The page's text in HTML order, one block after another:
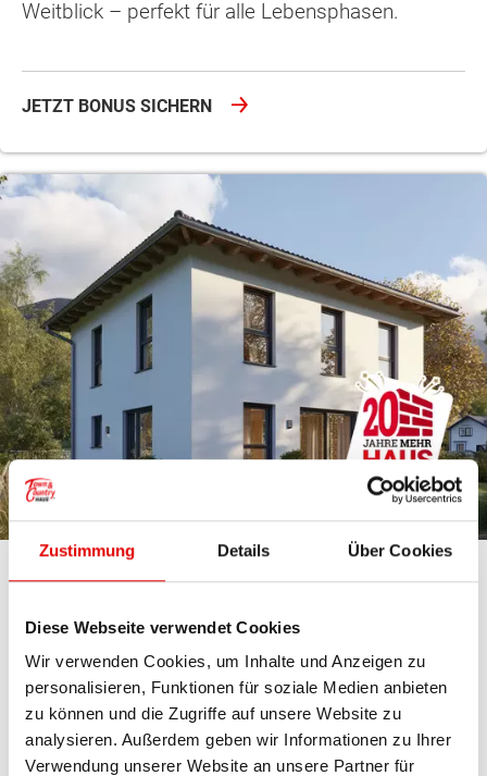
Zustimmung Details Über Cookies
Diese Webseite verwendet Cookies
Wir verwenden Cookies, um Inhalte und Anzeigen zu
personalisieren, Funktionen für soziale Medien anbieten
zu können und die Zugriffe auf unsere Website zu
analysieren. Außerdem geben wir Informationen zu Ihrer
Verwendung unserer Website an unsere Partner für
Weitblick – perfekt für alle Lebensphasen.
JETZT BONUS SICHERN
Stadtvilla
Repräsentativ, hell und großzügig
Die Stadtvilla bietet elegantes Wohnen auf zwei
Etagen, ideal für Familien mit Anspruch und
Platzbedarf.